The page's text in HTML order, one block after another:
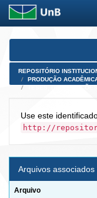
Skip
REPOSITÓRIO
PRODUÇÃO
Use este
http://
Arquivos associados
Arquivo